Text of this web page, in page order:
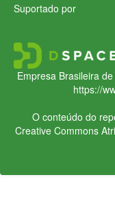
Suportado por
Empresa Brasileira
https://
O conteúdo do
Creative Commons